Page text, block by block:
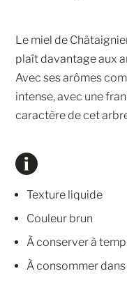
Le miel de
plaît davantage aux
Avec ses arômes
intense, avec une
caractère de cet
Texture liquide
Couleur brun
À conserver à
À consommer